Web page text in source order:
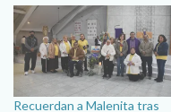
Recuerdan a Malenita tras